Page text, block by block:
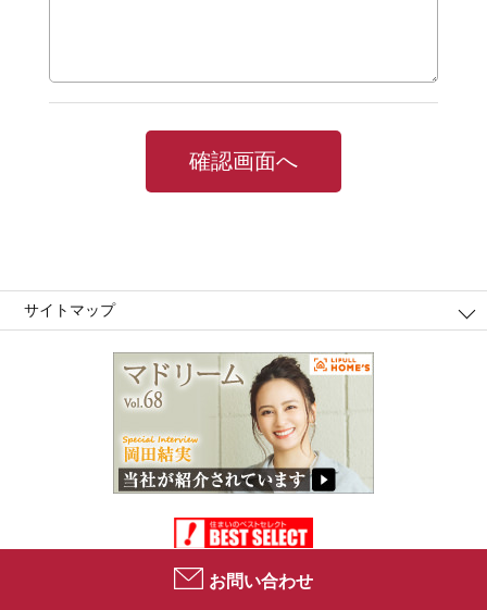
お問い合わせ
サイトマップ
Copyright (C)2021 Best Select Co.,Ltd. All Right Reserved.